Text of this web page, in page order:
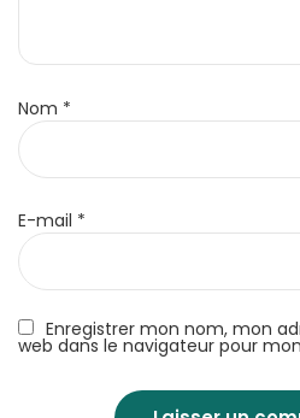
Enregistrer mon nom, mon
web dans le navigateur pour
Nom *
E-mail *